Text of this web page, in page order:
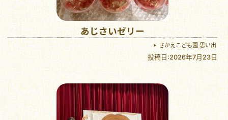
あじさいゼリー
さかえこども園 思い出
投稿日:2026年7月23日